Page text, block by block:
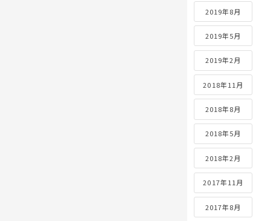
2019年8月
2019年5月
2019年2月
2018年11月
2018年8月
2018年5月
2018年2月
2017年11月
2017年8月